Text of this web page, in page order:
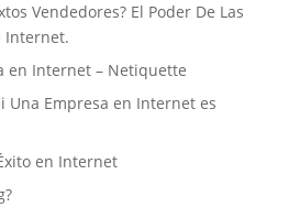
Vendedores? El Poder De Las
Internet.
en Internet – Netiquette
Una Empresa en Internet es
en Internet